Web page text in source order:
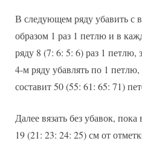
В следующем ряду убавить с
образом 1 раз 1 петлю и в
ряду 8 (7: 6: 5: 6) раз 1
4-м ряду убавлять по 1
составит 50 (55: 61: 65: 71)
Далее вязать без убавок,
19 (21: 23: 24: 25) см от